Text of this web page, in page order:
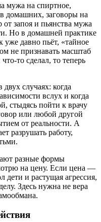
мужа на спиртное,
в домашних, заговоры на
от запоя и пьянства мужа
Но в домашней практике
уже давно пьёт, «тайное
не признавать масштаб
то сделал, то теперь
случаях: когда
вслух и когда
стыдясь пойти к врачу
или любой другой
от реальности. А
разрушать работу,
разные формы
на цену. Если цена —
дети и растущая агрессия,
Здесь нужна не вера